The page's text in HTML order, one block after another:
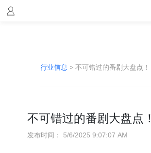
行业信息 > 不可错过的番剧大盘点！
不可错过的番剧大盘点！
发布时间： 5/6/2025 9:07:07 AM